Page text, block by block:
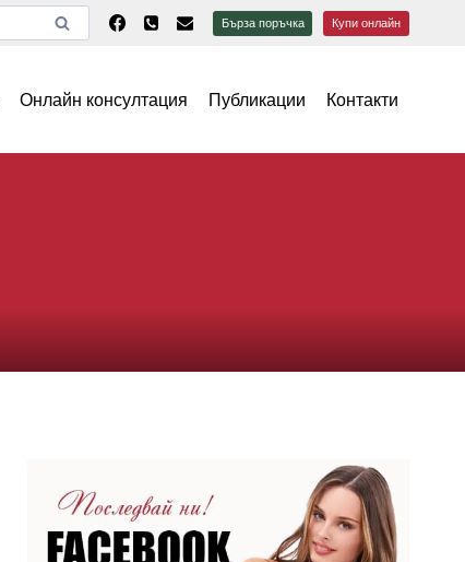
Бърза поръчка Купи онлайн
Онлайн консултация Публикации Контакти